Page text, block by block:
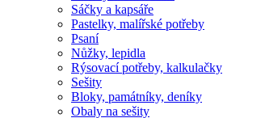
Sáčky a kapsáře
Pastelky, malířské potřeby
Psaní
Nůžky, lepidla
Rýsovací potřeby, kalkulačky
Sešity
Bloky, památníky, deníky
Obaly na sešity